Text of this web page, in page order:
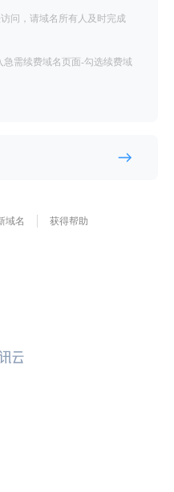
问，请域名所有人及时完成
需续费域名页面-勾选续费域
域名 获得帮助